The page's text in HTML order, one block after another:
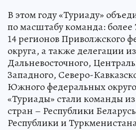
В этом году «Туриаду»
по масштабу команда: более
14 регионов Приволжского
округа, а также делегации из
Дальневосточного,
Западного, Северо-
Южного федеральных
«Туриады» стали команды
стран – Республики
Республики и